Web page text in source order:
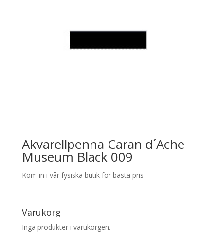
Akvarellpenna Caran d´Ache
Museum Black 009
Kom in i vår fysiska butik för bästa pris
Varukorg
Inga produkter i varukorgen.